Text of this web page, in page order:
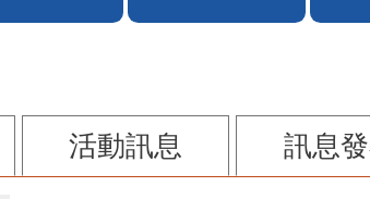
活動訊息 訊息